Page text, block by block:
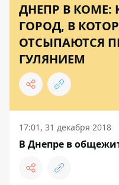
ДНЕПР В КОМЕ:
ГОРОД, В
ОТСЫПАЮТСЯ
ГУЛЯНИЕМ
17:01, 31 декабря 2018
В Днепре в